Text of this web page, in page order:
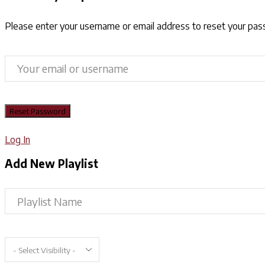
Please enter your username or email address to reset your
Log In
Add New Playlist